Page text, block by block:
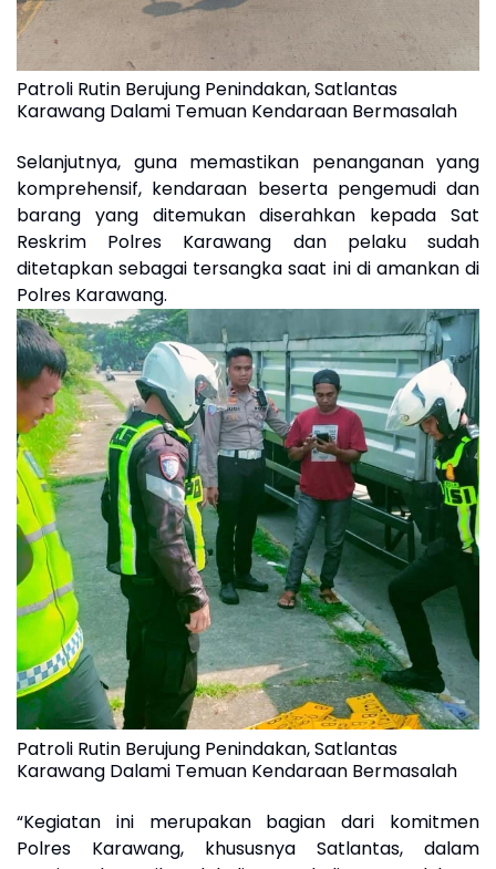
Patroli Rutin Berujung Penindakan, Satlantas
Karawang Dalami Temuan Kendaraan Bermasalah
Selanjutnya, guna memastikan penanganan yang
komprehensif, kendaraan beserta pengemudi dan
barang yang ditemukan diserahkan kepada Sat
Reskrim Polres Karawang dan pelaku sudah
ditetapkan sebagai tersangka saat ini di amankan di
Polres Karawang.
Patroli Rutin Berujung Penindakan, Satlantas
Karawang Dalami Temuan Kendaraan Bermasalah
“Kegiatan ini merupakan bagian dari komitmen
Polres Karawang, khususnya Satlantas, dalam